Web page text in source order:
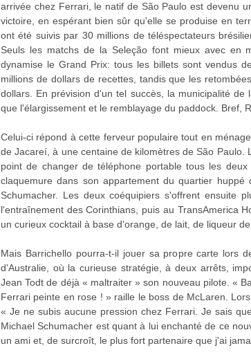
arrivée chez Ferrari, le natif de São Paulo est devenu
victoire, en espérant bien sûr qu'elle se produise en
ont été suivis par 30 millions de téléspectateurs
Seuls les matchs de la Seleção font mieux avec en
dynamise le Grand Prix: tous les billets sont vendus
millions de dollars de recettes, tandis que les
dollars. En prévision d'un tel succès, la municipalité
que l'élargissement et le remblayage du paddock. Bref,
Celui-ci répond à cette ferveur populaire tout en
de Jacareí, à une centaine de kilomètres de São
point de changer de téléphone portable tous les
claquemure dans son appartement du quartier
Schumacher. Les deux coéquipiers s'offrent ensuite
l'entraînement des Corinthians, puis au TransAmerica
un curieux cocktail à base d'orange, de lait, de liqueur
Mais Barrichello pourra-t-il jouer sa propre carte lors
d'Australie, où la curieuse stratégie, à deux arrêts,
Jean Todt de déjà « maltraiter » son nouveau pilote. «
Ferrari peinte en rose ! » raille le boss de McLaren.
« Je ne subis aucune pression chez Ferrari. Je sais
Michael Schumacher est quant à lui enchanté de ce
un ami et, de surcroît, le plus fort partenaire que j'ai